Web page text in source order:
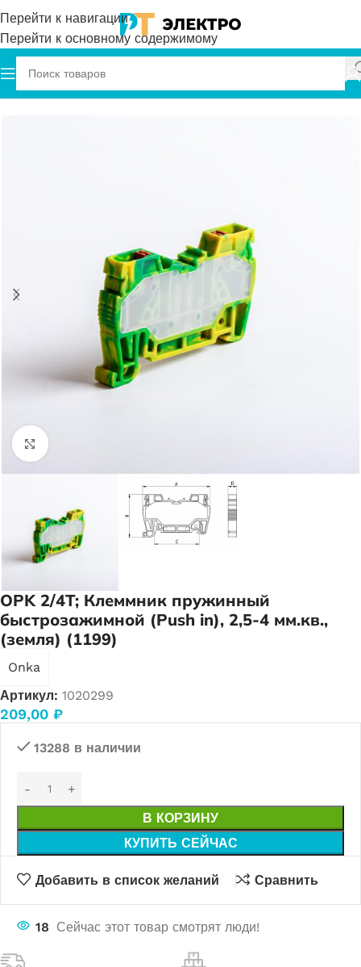
Перейти к навигации
Перейти к основному содержимому
Главная Onka Клеммы
Нажмите, чтобы увеличить
OPK 2/4T; Клеммник пружинный
быстрозажимной (Push in), 2,5-4 мм.кв.,
(земля) (1199)
Onka
Артикул: 1020299
209,00 ₽
13288 в наличии
В КОРЗИНУ
КУПИТЬ СЕЙЧАС
Добавить в список желаний Сравнить
18 Сейчас этот товар смотрят люди!